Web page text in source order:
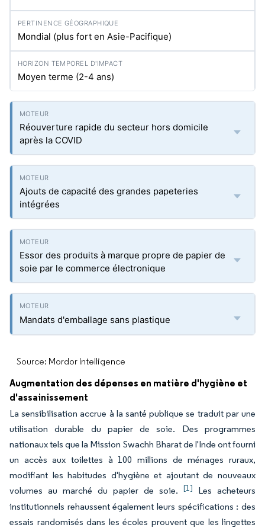
Mondial (plus fort en Asie-Pacifique)
Moyen terme (2-4 ans)
Réouverture rapide du secteur hors domicile
après la COVID
Ajouts de capacité des grandes papeteries
intégrées
Essor des produits à marque propre de papier de
soie par le commerce électronique
Mandats d'emballage sans plastique
Source: Mordor Intelligence
Augmentation des dépenses en matière d'hygiène et
d'assainissement
La sensibilisation accrue à la santé publique se traduit par une
utilisation durable du papier de soie. Des programmes
nationaux tels que la Mission Swachh Bharat de l'Inde ont fourni
un accès aux toilettes à 100 millions de ménages ruraux,
modifiant les habitudes d'hygiène et ajoutant de nouveaux
volumes au marché du papier de soie. [1]
Les acheteurs
institutionnels rehaussent également leurs spécifications : des
essais randomisés dans les écoles prouvent que les lingettes